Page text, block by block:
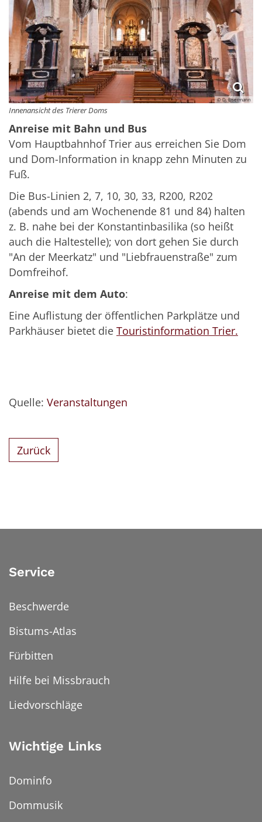
© D. Eisermann
Innenansicht des Trierer Doms
Anreise mit Bahn und Bus
Vom Hauptbahnhof Trier aus erreichen Sie Dom
und Dom-Information in knapp zehn Minuten zu
Fuß.
Die Bus-Linien 2, 7, 10, 30, 33, R200, R202
(abends und am Wochenende 81 und 84) halten
z. B. nahe bei der Konstantinbasilika (so heißt
auch die Haltestelle); von dort gehen Sie durch
"An der Meerkatz" und "Liebfrauenstraße" zum
Domfreihof.
Anreise mit dem Auto:
Eine Auflistung der öffentlichen Parkplätze und
Parkhäuser bietet die Touristinformation Trier.
Quelle: Veranstaltungen
Zurück
Service
Beschwerde
Bistums-Atlas
Fürbitten
Hilfe bei Missbrauch
Liedvorschläge
Wichtige Links
Dominfo
Dommusik